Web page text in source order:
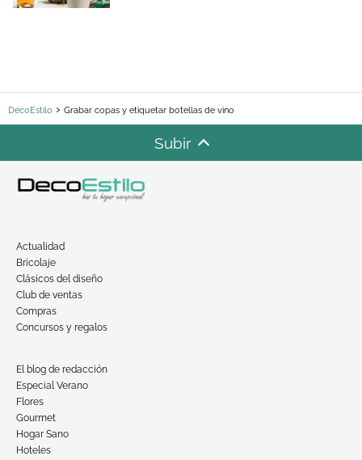
DecoEstilo Grabar copas y etiquetar botellas de vino
Subir
Actualidad
Bricolaje
Clásicos del diseño
Club de ventas
Compras
Concursos y regalos
El blog de redacción
Especial Verano
Flores
Gourmet
Hogar Sano
Hoteles